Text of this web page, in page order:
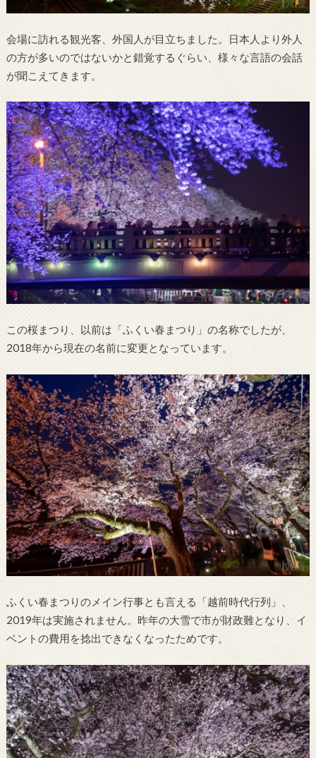
会場に訪れる観光客、外国人が目立ちました。日本人より外人
の方が多いのではないかと錯覚するぐらい、様々な言語の会話
が聞こえてきます。
この桜まつり、以前は「ふくい春まつり」の名称でしたが、
2018年から現在の名前に変更となっています。
ふくい春まつりのメイン行事とも言える「越前時代行列」、
2019年は実施されません。昨年の大雪で市が財政難となり、イ
ベントの費用を捻出できなくなったためです。